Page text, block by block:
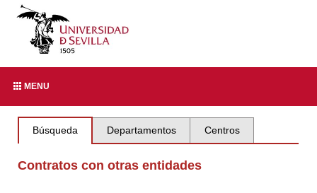
MENU
Búsqueda Departamentos Centros
Contratos con otras entidades